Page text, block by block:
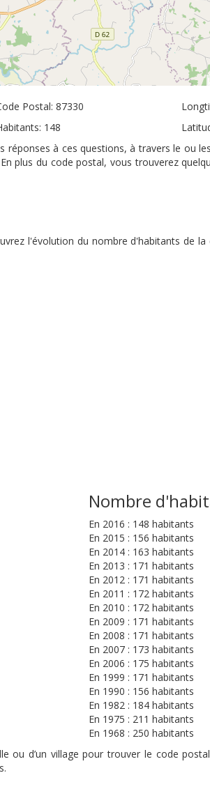
Postal: 87330
148
réponses à ces questions, à travers le ou
plus du code postal, vous trouverez
l'évolution du nombre d'habitants de
Nombre
En 2016 : 148 habitants
En 2015 : 156 habitants
En 2014 : 163 habitants
En 2013 : 171 habitants
En 2012 : 171 habitants
En 2011 : 172 habitants
En 2010 : 172 habitants
En 2009 : 171 habitants
En 2008 : 171 habitants
En 2007 : 173 habitants
En 2006 : 175 habitants
En 1999 : 171 habitants
En 1990 : 156 habitants
En 1982 : 184 habitants
En 1975 : 211 habitants
En 1968 : 250 habitants
ou d’un village pour trouver le code